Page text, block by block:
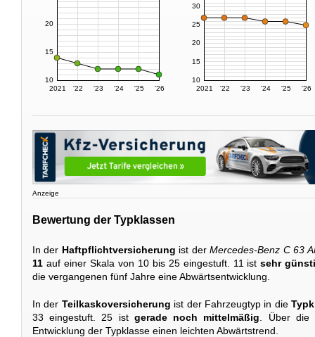
2021 '22 '23 '24 '25 '26
10
15
20
2021 '22 '23 '24 '25 '26
10
15
20
25
30
Anzeige
Bewertung der Typklassen
In der Haftpflichtversicherung ist derMercedes-Benz C 63
11 auf einer Skala von 10 bis 25 eingestuft. 11 istsehr
die vergangenen fünf Jahre eine Abwärtsentwicklung.
In der Teilkaskoversicherung ist der Fahrzeugtyp in die
33 eingestuft. 25 ist gerade noch mittelmäßig . Über
Entwicklung der Typklasse einen leichten Abwärtstrend.